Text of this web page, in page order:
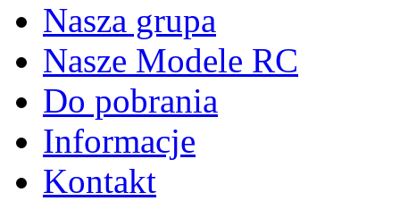
Nasza grupa
Nasze Modele RC
Do pobrania
Informacje
Kontakt